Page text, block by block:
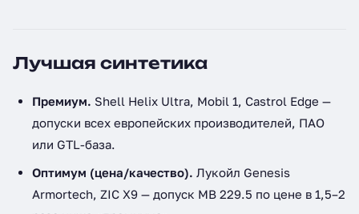
Лучшая синтетика
Премиум. Shell Helix Ultra, Mobil 1, Castrol Edge —
допуски всех европейских производителей, ПАО
или GTL-база.
Оптимум (цена/качество). Лукойл Genesis
Armortech, ZIC X9 — допуск MB 229.5 по цене в 1,5–2